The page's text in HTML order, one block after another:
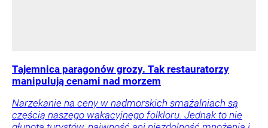
Tajemnica paragonów grozy. Tak restauratorzy
manipulują cenami nad morzem
Narzekanie na ceny w nadmorskich smażalniach są
częścią naszego wakacyjnego folkloru. Jednak to nie